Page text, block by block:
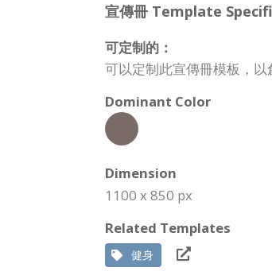
宣傳冊 Template
可定制的：
可以定制此宣傳冊模板，
Dominant Color
Dimension
1100 x 850 px
Related Templates
健身